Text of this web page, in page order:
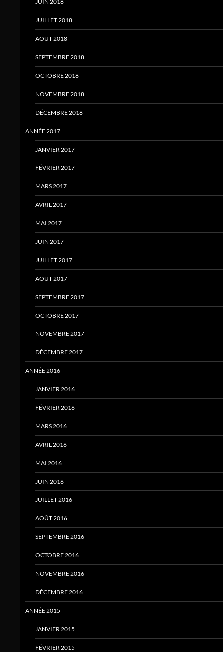
JUIN 2018
JUILLET 2018
AOÛT 2018
SEPTEMBRE 2018
OCTOBRE 2018
NOVEMBRE 2018
DÉCEMBRE 2018
ANNÉE 2017
JANVIER 2017
FÉVRIER 2017
MARS 2017
AVRIL 2017
MAI 2017
JUIN 2017
JUILLET 2017
AOÛT 2017
SEPTEMBRE 2017
OCTOBRE 2017
NOVEMBRE 2017
DÉCEMBRE 2017
ANNÉE 2016
JANVIER 2016
FÉVRIER 2016
MARS 2016
AVRIL 2016
MAI 2016
JUIN 2016
JUILLET 2016
AOÛT 2016
SEPTEMBRE 2016
OCTOBRE 2016
NOVEMBRE 2016
DÉCEMBRE 2016
ANNÉE 2015
JANVIER 2015
FÉVRIER 2015